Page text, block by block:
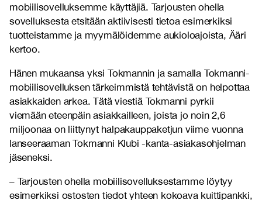
mobiilisovelluksemme käyttäjiä. Tarjousten ohella
sovelluksesta etsitään aktiivisesti tietoa esimerkiksi
tuotteistamme ja myymälöidemme aukioloajoista, Ääri
kertoo.
Hänen mukaansa yksi Tokmannin ja samalla Tokmanni-
mobiilisovelluksen tärkeimmistä tehtävistä on helpottaa
asiakkaiden arkea. Tätä viestiä Tokmanni pyrkii
viemään eteenpäin asiakkailleen, joista jo noin 2,6
miljoonaa on liittynyt halpakauppaketjun viime vuonna
lanseeraaman Tokmanni Klubi -kanta-asiakasohjelman
jäseneksi.
– Tarjousten ohella mobiilisovelluksestamme löytyy
esimerkiksi ostosten tiedot yhteen kokoava kuittipankki,